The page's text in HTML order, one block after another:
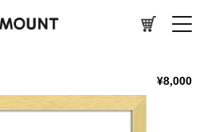
¥8,000